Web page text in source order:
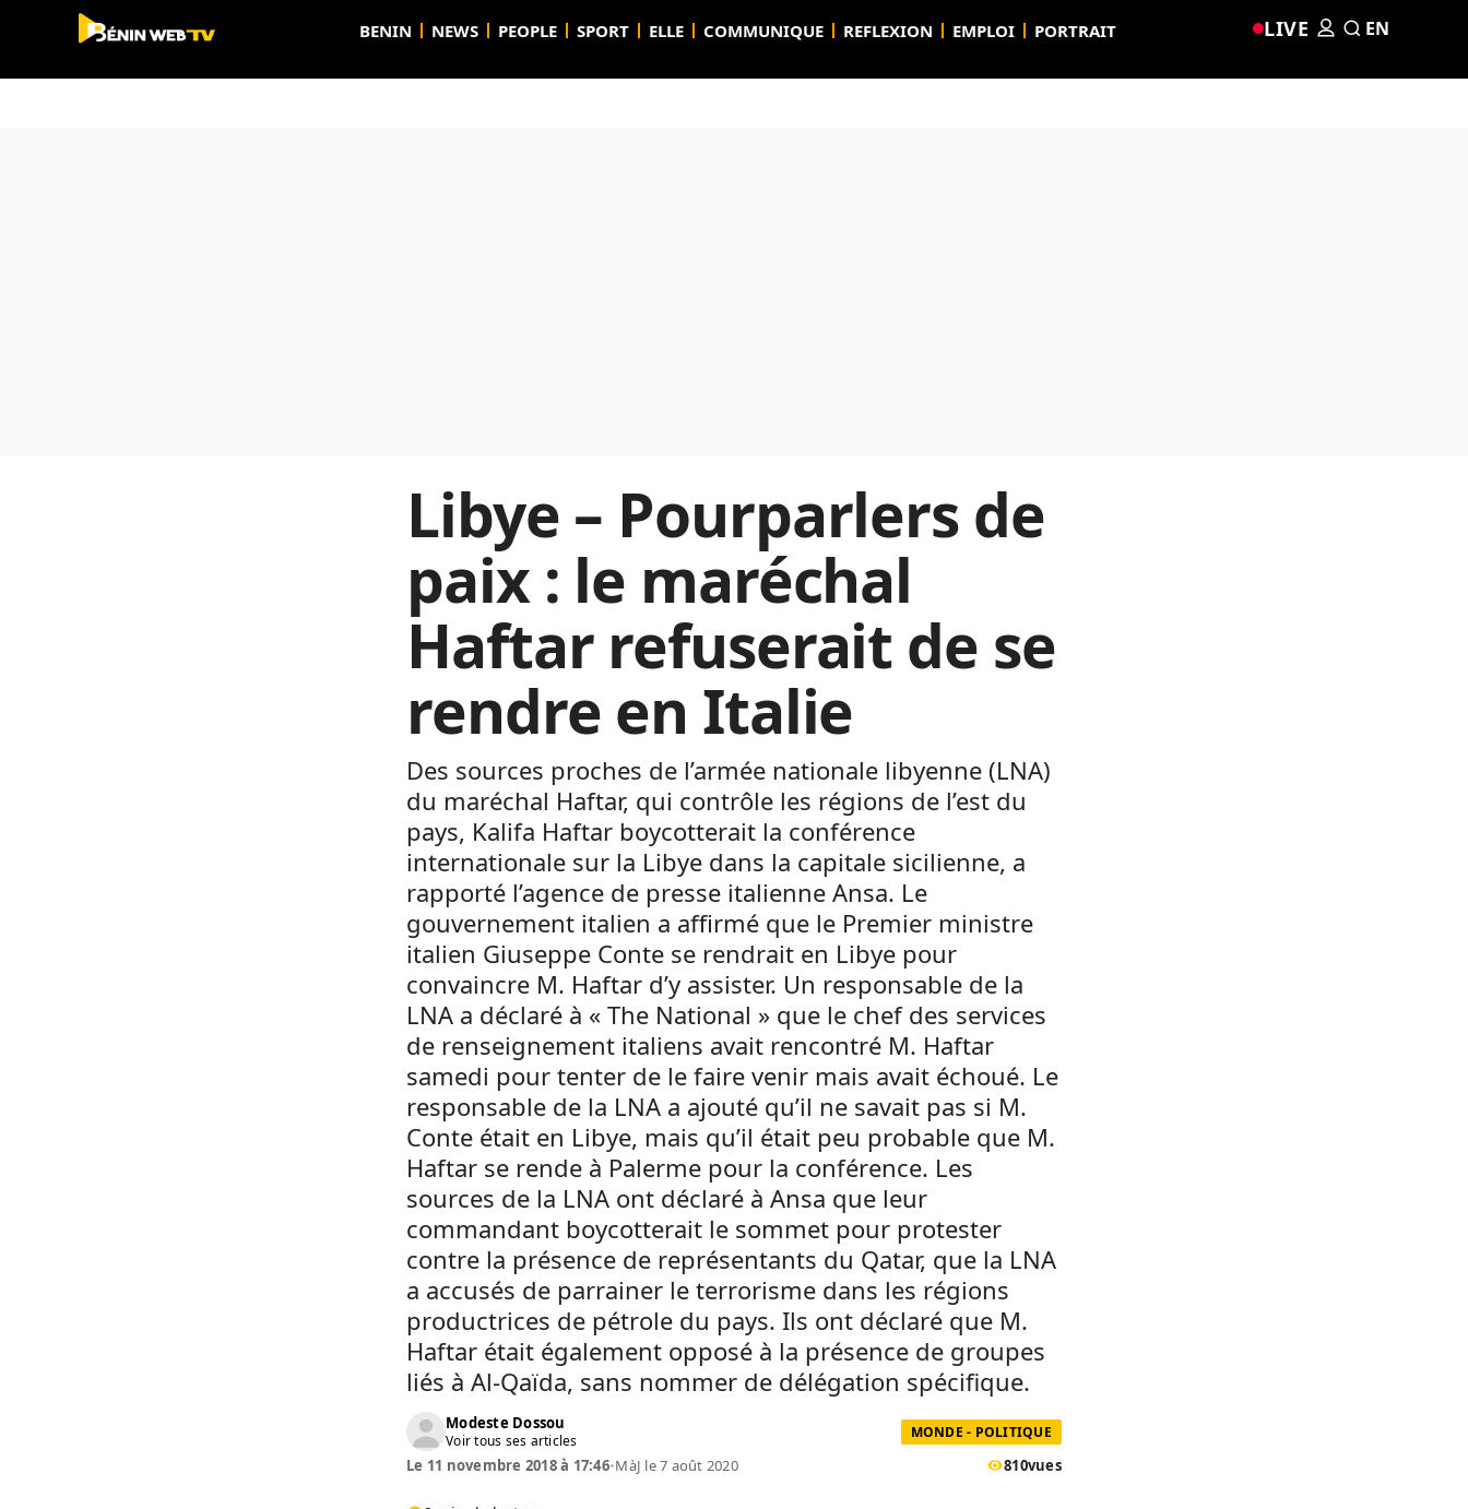
BENIN NEWS PEOPLE SPORT ELLE COMMUNIQUE REFLEXION EMPLOI PORTRAIT LIVE EN
Libye – Pourparlers de
paix : le maréchal
Haftar refuserait de se
rendre en Italie
Des sources proches de l’armée nationale libyenne (LNA)
du maréchal Haftar, qui contrôle les régions de l’est du
pays, Kalifa Haftar boycotterait la conférence
internationale sur la Libye dans la capitale sicilienne, a
rapporté l’agence de presse italienne Ansa. Le
gouvernement italien a affirmé que le Premier ministre
italien Giuseppe Conte se rendrait en Libye pour
convaincre M. Haftar d’y assister. Un responsable de la
LNA a déclaré à « The National » que le chef des services
de renseignement italiens avait rencontré M. Haftar
samedi pour tenter de le faire venir mais avait échoué. Le
responsable de la LNA a ajouté qu’il ne savait pas si M.
Conte était en Libye, mais qu’il était peu probable que M.
Haftar se rende à Palerme pour la conférence. Les
sources de la LNA ont déclaré à Ansa que leur
commandant boycotterait le sommet pour protester
contre la présence de représentants du Qatar, que la LNA
a accusés de parrainer le terrorisme dans les régions
productrices de pétrole du pays. Ils ont déclaré que M.
Haftar était également opposé à la présence de groupes
liés à Al-Qaïda, sans nommer de délégation spécifique.
Modeste Dossou
Voir tous ses articles MONDE - POLITIQUE
Le 11 novembre 2018 à 17:46•MàJ le 7 août 2020 810vues